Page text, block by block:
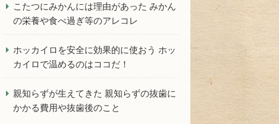
こたつにみかんには理由があった みかん
の栄養や食べ過ぎ等のアレコレ
ホッカイロを安全に効果的に使おう ホッ
カイロで温めるのはココだ！
親知らずが生えてきた 親知らずの抜歯に
かかる費用や抜歯後のこと